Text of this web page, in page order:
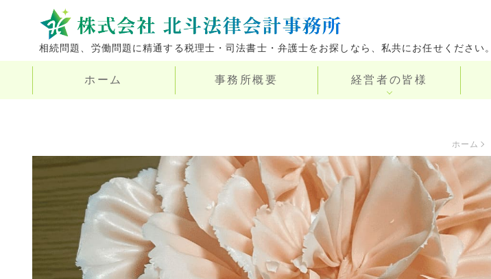
相続問題、労働問題に精通する税理士・司法書士・弁護士をお探しなら、私共にお任せください。
ホーム 事務所概要 経営者の皆様
ホーム